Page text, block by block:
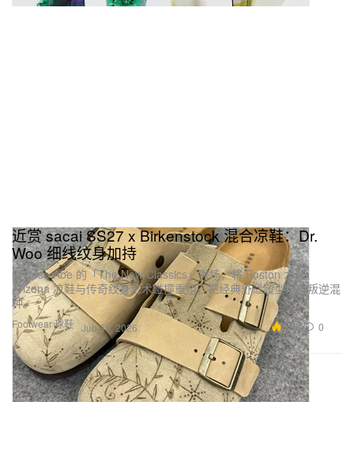
Footwear 球鞋
近赏 sacai SS27 x Birkenstock 混合凉鞋：Dr.
Woo 细线纹身加持
Chitose Abe 的「The New Classics」秀场，将 Boston 木屐、
Arizona 凉鞋与传奇纹身艺术碰撞重组，把经典舒适履型玩成叛逆混
种。
Jun 30, 2026 4.6K 0